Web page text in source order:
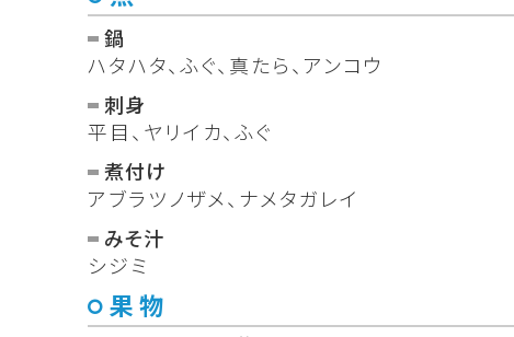
鍋
ハタハタ、ふぐ、真たら、アンコウ
刺身
平目、ヤリイカ、ふぐ
煮付け
アブラツノザメ、ナメタガレイ
みそ汁
シジミ
果物